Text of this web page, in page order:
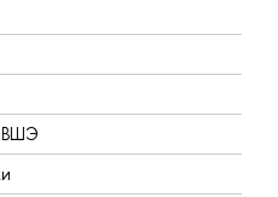
ВШЭ